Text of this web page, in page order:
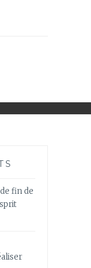
fin de